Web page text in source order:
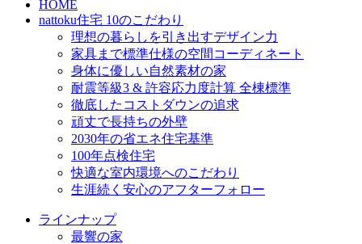
HOME
nattoku住宅 10のこだわり
理想の暮らしを引き出すデザイン力
家具まで標準仕様の空間コーディネート
身体に優しい自然素材の家
耐震等級3 & 許容応力度計算 全棟標準
徹底したコストダウンの追求
頑丈で長持ちの外壁
2030年の省エネ住宅基準
100年点検住宅
快適な室内環境へのこだわり
生涯続く安心のアフターフォロー
ラインナップ
最響の家